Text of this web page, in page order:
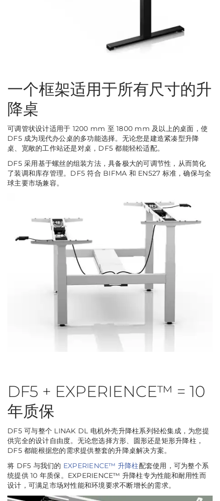
一个框架适用于所有尺寸的升
降桌
可调管状设计适用于 1200 mm 至 1800 mm 及以上的桌面，使
DF5 成为现代办公桌的多功能选择。无论您是建造紧凑型升降
桌、宽敞的工作站还是对桌，DF5 都能轻松适配。
DF5 采用基于螺丝的组装方法，具备极大的可调节性，从而简化
了装调和库存管理。DF5 符合 BIFMA 和 EN527 标准，确保与全
球主要市场兼容。
DF5 + EXPERIENCE™ = 10
年质保
DF5 可与整个 LINAK DL 电机外壳升降柱系列轻松集成，为您提
供完全的设计自由度。无论您选择方形、圆形还是矩形升降柱，
DF5 都能根据您的需求提供整套的升降桌解决方案。
将 DF5 与我们的 EXPERIENCE™ 升降柱配套使用，可为整个系
统提供 10 年质保。EXPERIENCE™ 升降柱专为性能和耐用性而
设计，可满足市场对性能和环境要求不断增长的需求。